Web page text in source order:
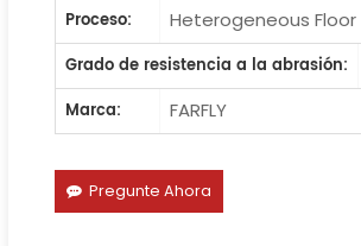
Proceso:
Heterogeneous Floor
Grado de resistencia a la abrasión:
Marca:
FARFLY
Pregunte Ahora